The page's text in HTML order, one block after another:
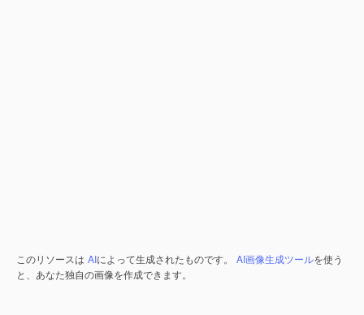
このリソースは AIによって生成されたものです。 AI画像生成ツールを使う
と、あなた独自の画像を作成できます。